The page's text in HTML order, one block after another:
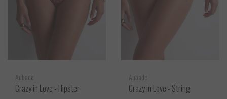
Aubade
Crazy in Love - Hipster
Aubade
Crazy in Love - String